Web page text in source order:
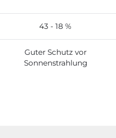
43 - 18 %
Guter Schutz vor
Sonnenstrahlung